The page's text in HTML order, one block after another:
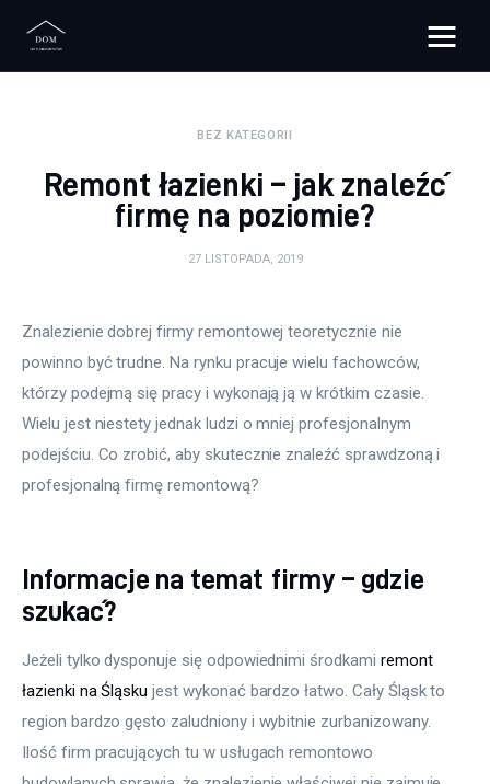
Bloggers Unite
Materiały budowlane
Budowa
Oświetlenie
Remont
Więcej
BEZ KATEGORII
Remont łazienki – jak znaleźć
firmę na poziomie?
27 LISTOPADA, 2019
Znalezienie dobrej firmy remontowej teoretycznie nie
powinno być trudne. Na rynku pracuje wielu fachowców,
którzy podejmą się pracy i wykonają ją w krótkim czasie.
Wielu jest niestety jednak ludzi o mniej profesjonalnym
podejściu. Co zrobić, aby skutecznie znaleźć sprawdzoną i
profesjonalną firmę remontową?
Informacje na temat firmy – gdzie
szukać?
Jeżeli tylko dysponuje się odpowiednimi środkami remont
łazienki na Śląsku jest wykonać bardzo łatwo. Cały Śląsk to
region bardzo gęsto zaludniony i wybitnie zurbanizowany.
Ilość firm pracujących tu w usługach remontowo